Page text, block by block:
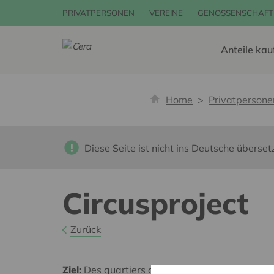
PRIVATPERSONEN VEREINE
Anteile
Home
Diese Seite ist nicht ins Deutsche
Circusproject
Zurück
Ziel: Des quartiers chaleureux et bienveillants